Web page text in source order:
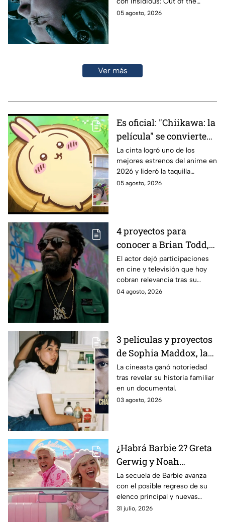
Further. Te contamos todo lo
05 agosto, 2026
Ver más
Es oficial: "Chiikawa: la
película" se convierte
en un éxito en Japón y
destrona a la aclamada
Toy Story 5 en cines y
esto recaudó en su
La cinta logró uno de los
mejores estrenos del anime en
2026 y lideró la taquilla
japonesa.
05 agosto, 2026
4 proyectos para
conocer a Brian Todd,
el actor de Bob Marley:
One Love, quien perdió
la vida en un incidente
trágico
El actor dejó participaciones
en cine y televisión que hoy
cobran relevancia tras su
muerte.
04 agosto, 2026
3 películas y proyectos
de Sophia Maddox, la
cineasta que descubrió
que Charles Manson
era su abuelo
La cineasta ganó notoriedad
tras revelar su historia familiar
en un documental.
03 agosto, 2026
¿Habrá Barbie 2? Greta
Gerwig y Noah
Baumbach dan PISTAS
de la posible secuela y
negocian el regreso de
Margot Robbie y Ryan
La secuela de Barbie avanza
con el posible regreso de su
elenco principal y nuevas
negociaciones.
31 julio, 2026